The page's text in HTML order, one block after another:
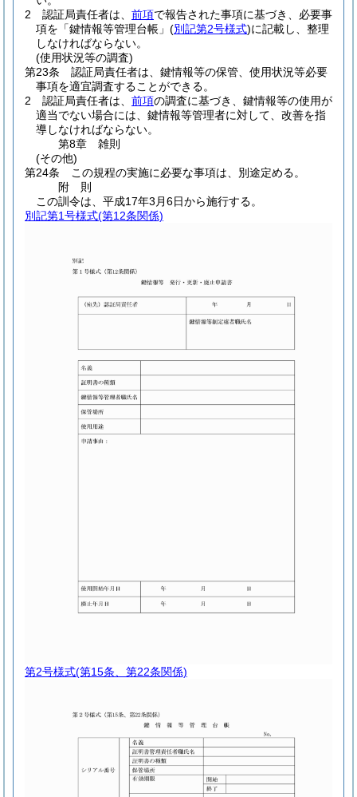
2
認証局責任者は、 前項で報告された事項に基づき、必要事
項を「鍵情報等管理台帳」 (別記第2号様式)に記載し、整理
しなければならない。
(使用状況等の調査)
第23条
認証局責任者は、鍵情報等の保管、使用状況等必要
事項を適宜調査することができる。
2
認証局責任者は、 前項の調査に基づき、鍵情報等の使用が
適当でない場合には、鍵情報等管理者に対して、改善を指
導しなければならない。
第8章
雑則
(その他)
第24条
この規程の実施に必要な事項は、別途定める。
附 則
この訓令は、平成17年3月6日から施行する。
別記第1号様式(第12条関係)
第2号様式(第15条、第22条関係)